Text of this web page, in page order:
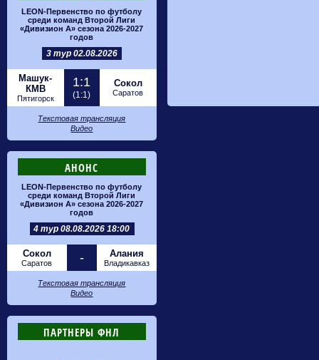
LEON-Первенство по футболу
среди команд Второй Лиги
«Дивизион А» сезона 2026-2027
годов
3 тур 02.08.2026
Машук-
КМВ
Пятигорск
1:1
(1:1)
Сокол
Саратов
Текстовая трансляция
Видео
АНОНС
LEON-Первенство по футболу
среди команд Второй Лиги
«Дивизион А» сезона 2026-2027
годов
4 тур 08.08.2026 18:00
Сокол
Саратов - Алания
Владикавказ
Текстовая трансляция
Видео
ПАРТНЕРЫ ФНЛ